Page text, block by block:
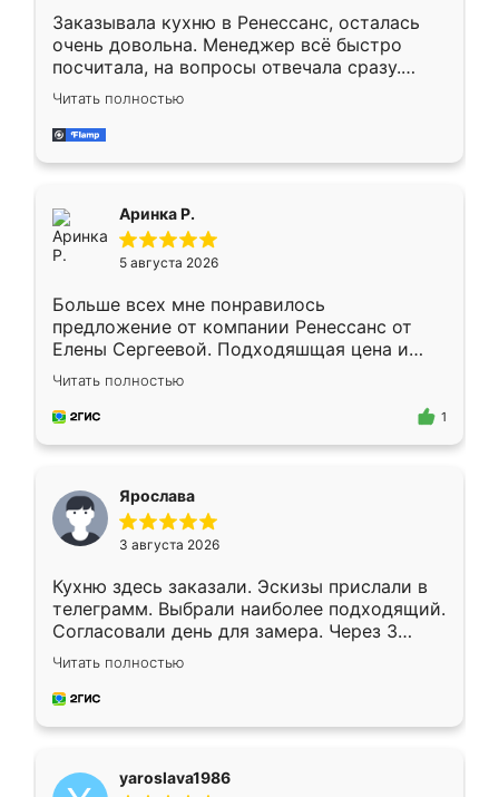
Заказывала кухню в Ренессанс, осталась
очень довольна. Менеджер всё быстро
посчитала, на вопросы отвечала сразу.
Замерщик приехал в субботу, подошёл к
делу со всей ответственностью. Собрали
за день, ребята работали аккуратно, даже
Читать полностью
Аринка Р.
5 августа 2026
Больше всех мне понравилось
предложение от компании Ренессанс от
Елены Сергеевой. Подходяшщая цена и
короткие сроки изготовления. Приехавший
для замера сотрудник Владислав
предложил по моему эскизу самый
Читать полностью
1
Ярослава
3 августа 2026
Кухню здесь заказали. Эскизы прислали в
телеграмм. Выбрали наиболее подходящий.
Согласовали день для замера. Через 3
недели кухня была уже готова. Остались
довольны работой. Спасибо Ренессанс
мебель за качественную работу!
Читать полностью
yaroslava1986